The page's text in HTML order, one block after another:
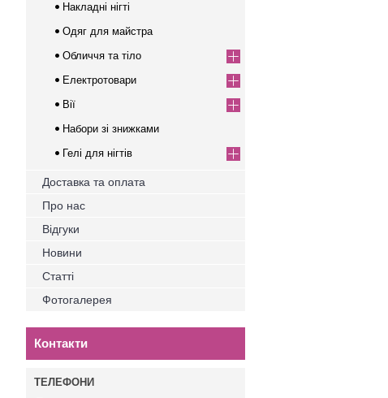
Накладні нігті
Одяг для майстра
Обличчя та тіло
Електротовари
Вії
Набори зі знижками
Гелі для нігтів
Доставка та оплата
Про нас
Відгуки
Новини
Статті
Фотогалерея
Контакти